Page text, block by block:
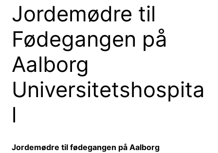
Jordemødre til
Fødegangen på
Aalborg
Universitetshospita
l
Jordemødre til fødegangen på Aalborg